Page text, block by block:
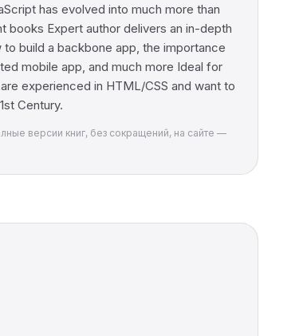
has evolved into much more than
books Expert author delivers an in-depth
build a backbone app, the importance
mobile app, and much more Ideal for
experienced in HTML/CSS and want to
Century.
версии книг, без сокращений, на сайте —